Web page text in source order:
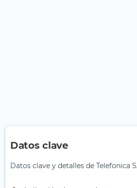
Datos clave
Datos clave y detalles de Telefonica